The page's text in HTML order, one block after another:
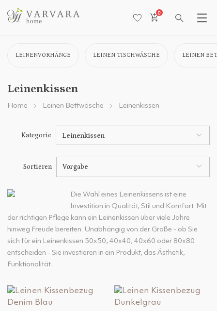
0
LEINENVORHÄNGE LEINEN TISCHWÄSCHE LEINEN
Leinenkissen
Home Leinen Bettwäsche Leinenkissen
Kategorie Leinenkissen
Sortieren Vorgabe
Die Wahl eines Leinenkissens ist eine
Investition in Qualität, Stil und Komfort. Mit
der richtigen Pflege kann ein Leinenkissen über viele Jahre
hinweg Freude bereiten. Unabhängig von der Größe - ob Sie
sich für ein Leinenkissen 50x50, 40x40, 40x60 oder 80x80
entscheiden - Sie investieren in ein Produkt, das Ästhetik,
Funktionalität.